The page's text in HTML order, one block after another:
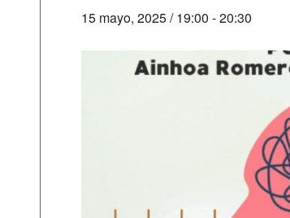
15 mayo, 2025 / 19:00 -20:30